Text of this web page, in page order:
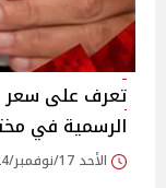
تعرف على سعر
الرسمية في
الأحد 17/نوفمبر/2024 - 09:14 ص